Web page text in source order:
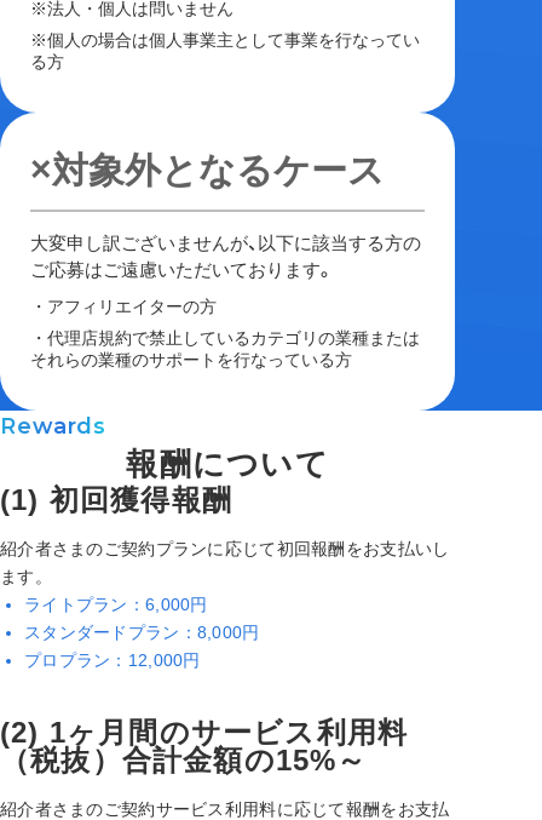
※法人・個人は問いません
※個人の場合は個人事業主として事業を行なってい
る方
×対象外となるケース
大変申し訳ございませんが、以下に該当する方の
ご応募はご遠慮いただいております。
・アフィリエイターの方
・代理店規約で禁止しているカテゴリの業種または
それらの業種のサポートを行なっている方
Rewards
報酬について
(1) 初回獲得報酬
紹介者さまのご契約プランに応じて初回報酬をお支払いし
ます。
ライトプラン：6,000円
スタンダードプラン：8,000円
プロプラン：12,000円
(2) 1ヶ月間のサービス利用料
（税抜）合計金額の15%～
紹介者さまのご契約サービス利用料に応じて報酬をお支払